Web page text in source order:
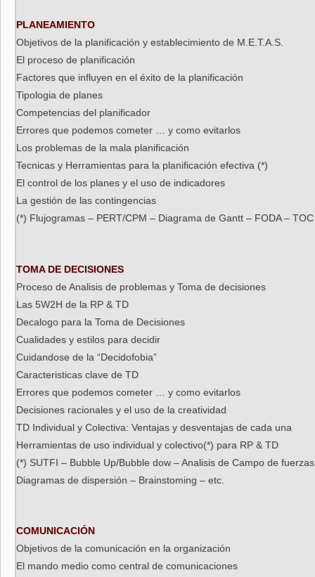
PLANEAMIENTO
Objetivos de la planificación y establecimiento de M.E.T.A.S.
El proceso de planificación
Factores que influyen en el éxito de la planificación
Tipologia de planes
Competencias del planificador
Errores que podemos cometer … y como evitarlos
Los problemas de la mala planificación
Tecnicas y Herramientas para la planificación efectiva (*)
El control de los planes y el uso de indicadores
La gestión de las contingencias
(*) Flujogramas – PERT/CPM – Diagrama de Gantt – FODA –
TOMA DE DECISIONES
Proceso de Analisis de problemas y Toma de decisiones
Las 5W2H de la RP & TD
Decalogo para la Toma de Decisiones
Cualidades y estilos para decidir
Cuidandose de la “Decidofobia”
Caracteristicas clave de TD
Errores que podemos cometer … y como evitarlos
Decisiones racionales y el uso de la creatividad
TD Individual y Colectiva: Ventajas y desventajas de cada una
Herramientas de uso individual y colectivo(*) para RP & TD
(*) SUTFI – Bubble Up/Bubble dow – Analisis de Campo de
Diagramas de dispersión – Brainstoming – etc.
COMUNICACIÓN
Objetivos de la comunicación en la organización
El mando medio como central de comunicaciones